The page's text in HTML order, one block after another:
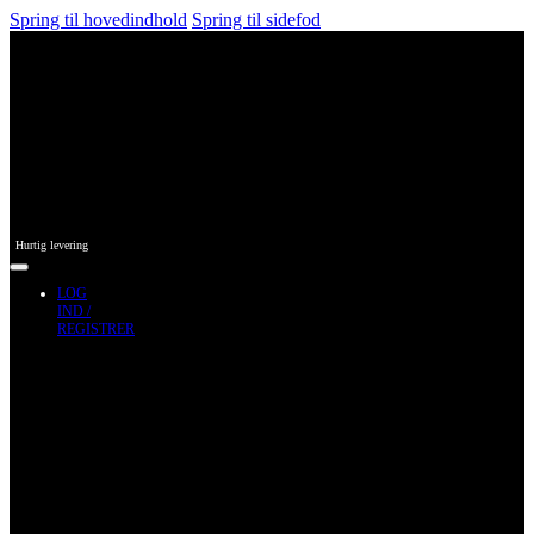
Spring til hovedindhold Spring til sidefod
Hurtig levering
LOG
IND /
REGISTRER